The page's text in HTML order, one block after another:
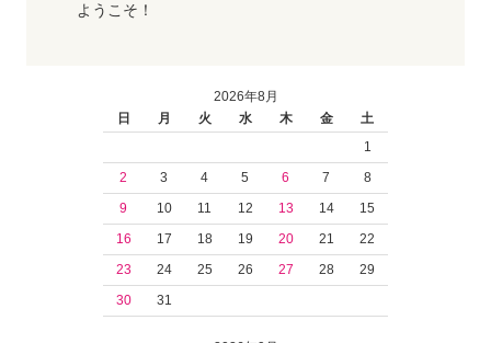
ようこそ！
2026年8月
日
月 火 水 木 金
土
1
2
3 4 5 6 7
8
9
10 11 12 13 14
15
16
17 18 19 20 21
22
23
24 25 26 27 28
29
30
31